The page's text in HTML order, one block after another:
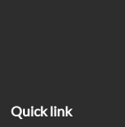
Quick link